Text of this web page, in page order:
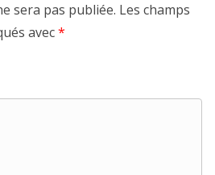
sera pas publiée. Les champs
avec*